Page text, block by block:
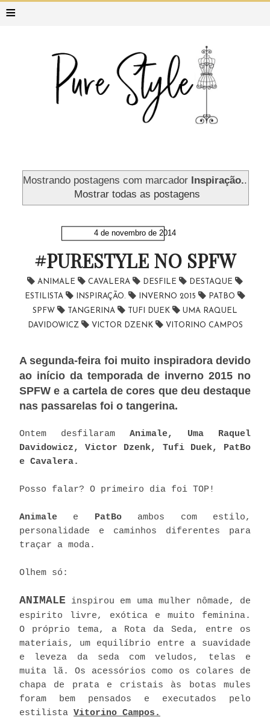
≡
Mostrando postagens com marcador Inspiração..
Mostrar todas as postagens
4 de novembro de 2014
#PURESTYLE NO SPFW
ANIMALE CAVALERA DESFILE
DESTAQUE
ESTILISTA
INSPIRAÇÃO. INVERNO 2015
PATBO
SPFW
TANGERINA TUFI DUEK
UMA RAQUEL
DAVIDOWICZ
VICTOR DZENK VITORINO CAMPOS
A segunda-feira foi muito inspiradora devido
ao início da temporada de inverno 2015 no
SPFW e a cartela de cores que deu destaque
nas passarelas foi o tangerina.
Ontem desfilaram Animale, Uma Raquel
Davidowicz, Victor Dzenk, Tufi Duek, PatBo
e Cavalera.
Posso falar? O primeiro dia foi TOP!
Animale e PatBo ambos com estilo,
personalidade e caminhos diferentes para
traçar a moda.
Olhem só:
ANIMALE inspirou em uma mulher nômade, de
espirito livre, exótica e muito feminina.
O próprio tema, a Rota da Seda, entre os
materiais, um equilíbrio entre a suavidade
e leveza da seda com veludos, telas e
muita lã. Os acessórios como os colares de
chapa de prata e cristais às botas mules
foram bem pensados e executados pelo
estilista Vitorino Campos.